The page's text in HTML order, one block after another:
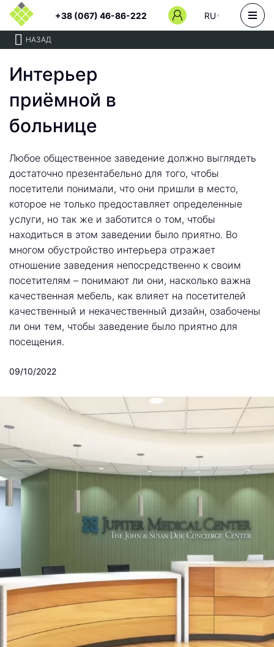
+38 (067) 46-86-222 RU
НАЗАД
Интерьер
приёмной в
больнице
Любое общественное заведение должно выглядеть
достаточно презентабельно для того, чтобы
посетители понимали, что они пришли в место,
которое не только предоставляет определенные
услуги, но так же и заботится о том, чтобы
находиться в этом заведении было приятно. Во
многом обустройство интерьера отражает
отношение заведения непосредственно к своим
посетителям – понимают ли они, насколько важна
качественная мебель, как влияет на посетителей
качественный и некачественный дизайн, озабочены
ли они тем, чтобы заведение было приятно для
посещения.
09/10/2022